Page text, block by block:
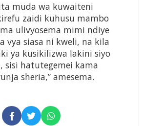
muda wa kuwaiteni
zaidi kuhusu mambo
ulivyosema mimi ndiye
vya siasa ni kweli, na kila
ya kusikilizwa lakini siyo
sisi hatutegemei kama
sheria,” amesema.